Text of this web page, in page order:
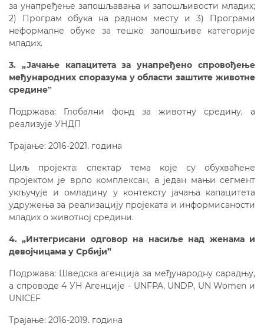
за унапређење запошљавања и запошљивости младих;
2) Програм обука на радном месту и 3) Програми
неформалне обуке за тешко запошљиве категорије
младих.
3. „Јачање капацитета за унапређено спровођење
међународних споразума у области заштите животне
срединеˮ
Подржава: Глобални фонд за животну средину, а
реализује УНДП
Трајање: 2016-2021. година
Циљ пројекта: спектар тема које су обухваћене
пројектом је врло комплексан, а један мањи сегмент
укључује и омладину у контексту јачања капацитета
удружења за реализацију пројеката и информисаности
младих о животној средини.
4. „Интегрисани одговор на насиље над женама и
девојчицама у Србији”
Подржава: Шведска агенција за међународну сарадњу,
а спроводе 4 УН Агенције - UNFPA, UNDP, UN Women и
UNICEF
Трајање: 2016-2019. година